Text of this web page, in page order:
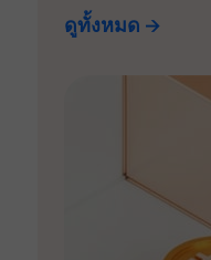
ดูทั้งหมด